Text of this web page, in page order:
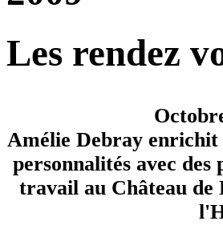
Les rendez
Amélie Debray enrichit
personnalités avec des
travail au Château de